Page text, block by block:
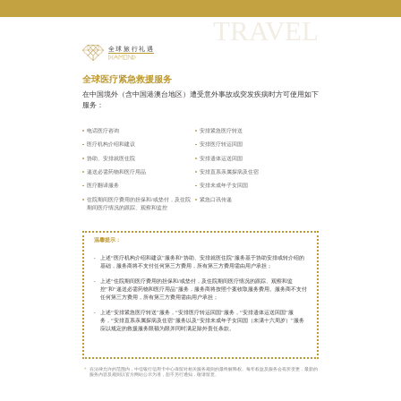
TRAVEL
全球旅行礼遇
全球医疗紧急救援服务
在中国境外（含中国港澳台地区）遭受意外事故或突发疾病时方可使用如下
服务：
电话医疗咨询 安排紧急医疗转送
医疗机构介绍和建议 安排医疗转运回国
协助、安排就医住院 安排遗体运送回国
递送必需药物和医疗用品 安排直系亲属探病及住宿
医疗翻译服务 安排未成年子女回国
住院期间医疗费用的担保和/或垫付，及住院
期间医疗情况的跟踪、观察和监控
紧急口讯传递
温馨提示：
上述“医疗机构介绍和建议”服务和“协助、安排就医住院”服务基于协助安排或转介绍的
基础，服务商将不支付任何第三方费用，所有第三方费用需由用户承担；
上述“住院期间医疗费用的担保和/或垫付，及住院期间医疗情况的跟踪、观察和监
控”和“递送必需药物和医疗用品”服务，服务商将按照个案收取服务费用。服务商不支付
任何第三方费用，所有第三方费用需由用户承担；
上述“安排紧急医疗转送”服务，“安排医疗转运回国”服务，“安排遗体运送回国”服
务，“安排直系亲属探病及住宿”服务以及“安排未成年子女回国（未满十六周岁）”服务
应以规定的救援服务限额为限并同时满足除外责任条款。
在法律允许的范围内，中信银行信用卡中心保留对相关服务规则的最终解释权。每年权益及服务会有所变更，最新的
服务内容及规则以官方网站公示为准，恕不另行通知，敬请留意。